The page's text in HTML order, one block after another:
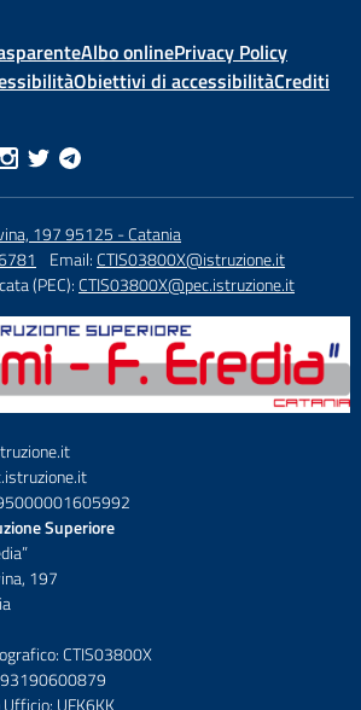
Albo onlinePrivacy Policy
Obiettivi di accessibilitàCrediti
197 95125 - Catania
Email:CTIS03800X@istruzione.it
(PEC):CTIS03800X@pec.istruzione.it
Superiore
197
CTIS03800X
93190600879
UFK6KK